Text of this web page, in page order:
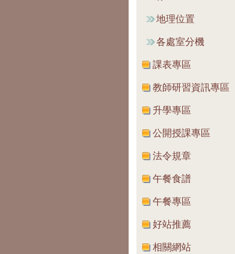
地理位置
各處室分機
課表專區
教師研習資訊專區
升學專區
公開授課專區
法令規章
午餐食譜
午餐專區
好站推薦
相關網站